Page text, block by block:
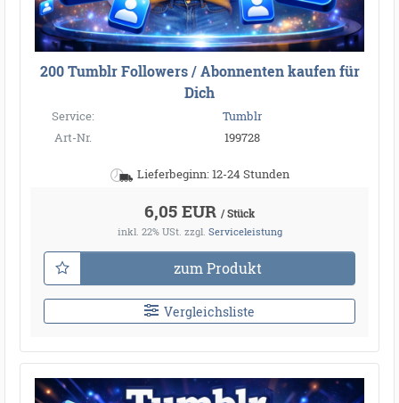
200 Tumblr Followers / Abonnenten kaufen für
Dich
Service:
Tumblr
Art-Nr.
199728
Lieferbeginn: 12-24 Stunden
6,05 EUR / Stück
inkl. 22% USt. zzgl. Serviceleistung
zum Produkt
Vergleichsliste